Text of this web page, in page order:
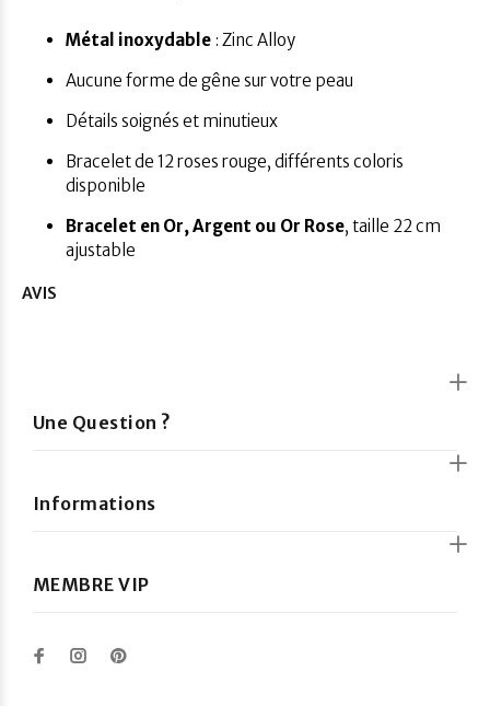
Métal inoxydable : Zinc Alloy
Aucune forme de gêne sur votre peau
Détails soignés et minutieux
Bracelet de 12 roses rouge, différents coloris
disponible
Bracelet en Or, Argent ou Or Rose, taille 22 cm
ajustable
AVIS
Une Question ?
Informations
MEMBRE VIP